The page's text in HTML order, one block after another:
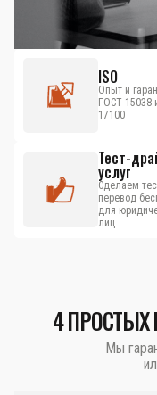
ISO
Опыт и
ГОСТ 15038
17100
Тест-
услуг
Сделаем
перевод
для
лиц
4 ПРОСТЫХ
Мы